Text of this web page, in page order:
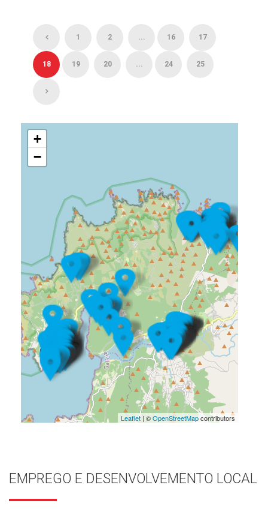
1 2 ... 16 17
18 19 20 ... 24 25
+
−
Leaflet| ©OpenStreetMapcontributors
EMPREGO E DESENVOLVEMENTO LOCAL